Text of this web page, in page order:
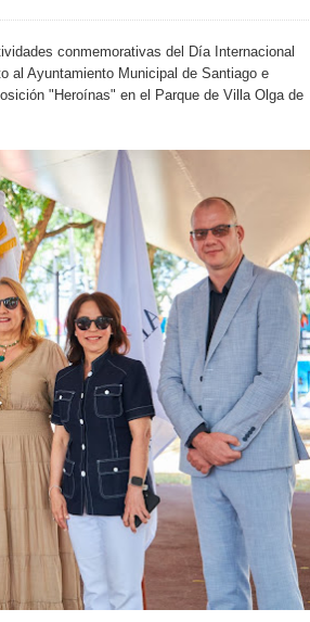
conmemorativas del Día Internacional
al Ayuntamiento Municipal de Santiago e
"Heroínas" en el Parque de Villa Olga de